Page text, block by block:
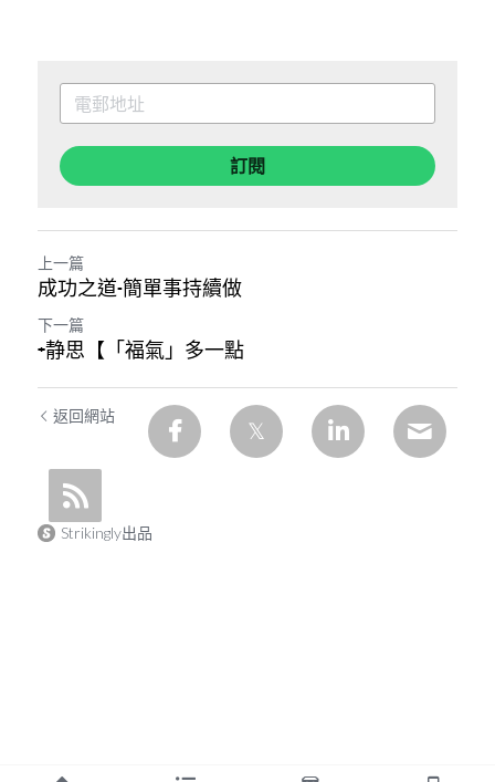
訂閱
上一篇
成功之道-簡單事持續做
下一篇
+静思【「福氣」多一點
返回網站
Strikingly出品